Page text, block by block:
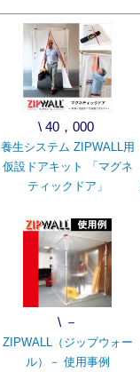
\ 40，000
養生システム ZIPWALL用
仮設ドアキット 「マグネ
ティックドア」
\ －
ZIPWALL（ジップウォー
ル）－ 使用事例